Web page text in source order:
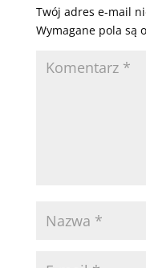
Twój adres e-mail
Wymagane pola są